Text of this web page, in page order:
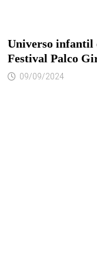
Universo infantil
Festival Palco
09/09/2024